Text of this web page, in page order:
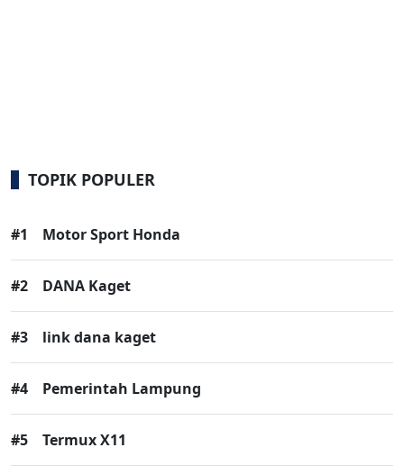
TOPIK POPULER
#1 Motor Sport Honda
#2 DANA Kaget
#3 link dana kaget
#4 Pemerintah Lampung
#5 Termux X11